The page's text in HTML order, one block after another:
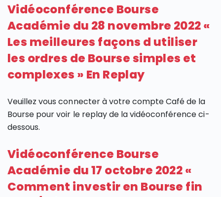
Vidéoconférence Bourse
Académie du 28 novembre 2022 «
Les meilleures façons d utiliser
les ordres de Bourse simples et
complexes » En Replay
Veuillez vous connecter à votre compte Café de la
Bourse pour voir le replay de la vidéoconférence ci-
dessous.
Vidéoconférence Bourse
Académie du 17 octobre 2022 «
Comment investir en Bourse fin